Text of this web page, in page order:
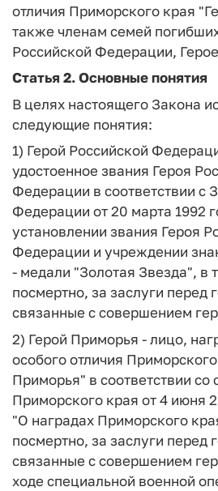
отличия Приморского края
также членам семей
Российской Федерации,
Статья 2.Основные понятия
В целях настоящего Закона
следующие понятия:
1) Герой Российской
удостоенное звания Героя
Федерации в соответствии с
Федерации от 20 марта 1992
установлении звания Героя
Федерации и учреждении
- медали "Золотая Звезда", в
посмертно, за заслуги перед
связанные с совершением
2) Герой Приморья - лицо,
особого отличия
Приморья" в соответствии со
Приморского края от 4 июня
"О наградах Приморского
посмертно, за заслуги перед
связанные с совершением
ходе специальной военной